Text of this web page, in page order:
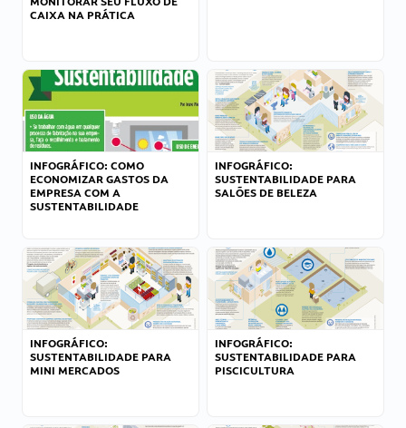
CAIXA NA PRÁTICA
INFOGRÁFICO: COMO
ECONOMIZAR GASTOS DA
EMPRESA COM A
SUSTENTABILIDADE
INFOGRÁFICO:
SUSTENTABILIDADE PARA
SALÕES DE BELEZA
INFOGRÁFICO:
SUSTENTABILIDADE PARA
MINI MERCADOS
INFOGRÁFICO:
SUSTENTABILIDADE PARA
PISCICULTURA